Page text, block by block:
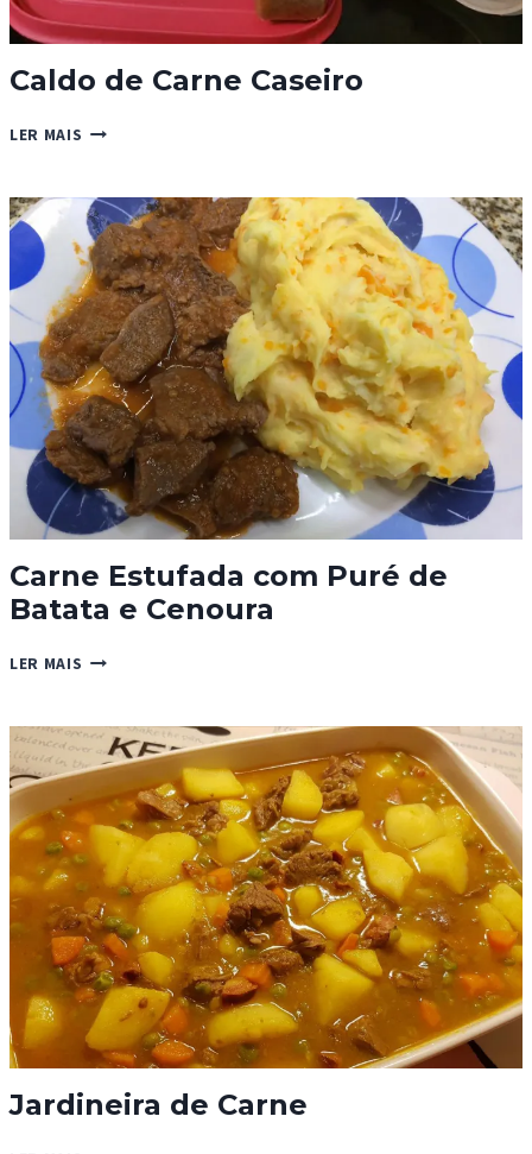
Caldo de Carne Caseiro
LER MAIS CALDO
CASEIRO
Carne Estufada com Puré de
Batata e Cenoura
LER MAIS CARNE
PURÉ
DE
BATATA
E
CENOURA
Jardineira de Carne